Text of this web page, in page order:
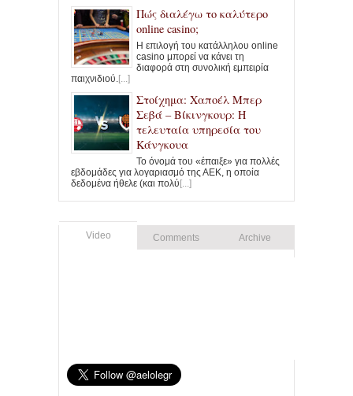
Πώς διαλέγω το καλύτερο
online casino;
Η επιλογή του κατάλληλου online
casino μπορεί να κάνει τη
διαφορά στη συνολική εμπειρία
παιχνιδιού.[...]
Στοίχημα: Χαποέλ Μπερ
Σεβά – Βίκινγκουρ: Η
τελευταία υπηρεσία του
Κάνγκουα
Το όνομά του «έπαιξε» για πολλές
εβδομάδες για λογαριασμό της ΑΕΚ, η οποία
δεδομένα ήθελε (και πολύ [...]
Video Comments Archive